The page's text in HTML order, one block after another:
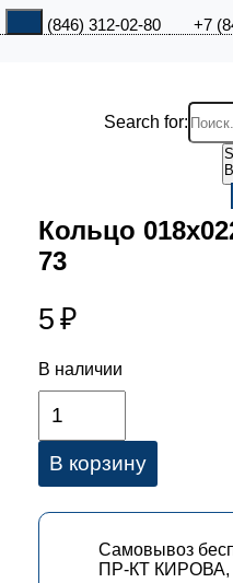
+7 (846) 312-02-80 +7
Search for:
Кольцо
73
5 ₽
В наличии
В корзину
Самовывоз
ПР-КТ КИРОВА,